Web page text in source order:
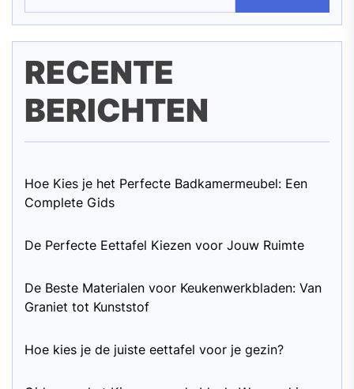
RECENTE
BERICHTEN
Hoe Kies je het Perfecte Badkamermeubel: Een
Complete Gids
De Perfecte Eettafel Kiezen voor Jouw Ruimte
De Beste Materialen voor Keukenwerkbladen: Van
Graniet tot Kunststof
Hoe kies je de juiste eettafel voor je gezin?